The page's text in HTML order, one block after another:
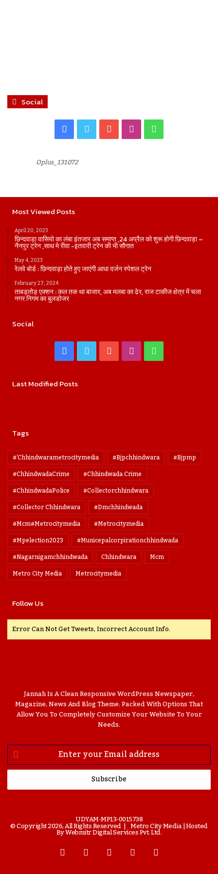
Social
Facebook
Twitter YouTubeInstagram
Oplus_131072
Most Viewed Posts
April 20, 2023
छिन्दवाड़ा वासियो का लंबा इंतजार अब समाप्त ,24 अप्रैल को शुरू होगी छिन्दवाड़ा –
नैनपुर ट्रेन ,साथ मे रीवा -इतवारी ट्रेन की भी सौगात
May 4, 2023
रेलवे बोर्ड : छिन्दवाड़ा होते हुए जाएंगी आधा दर्जन स्पेशल ट्रेन
February 27, 2024
ताबड़तोड़ एक्शन : कल तक था बाजार, अब मलबा का ढेर, राज टाकीज क्षेत्र में चला
नगर निगम का बुलडोजर
Social
Facebook
Twitter YouTubeInstagram
Last Modified Posts
Tags
#'chhindwarametrocitymedia #bjpchhindwara
#bjpmp
#ChhindwadaCrime
#Chhindwada Crime
#ChhindwadaPolice
#collectorchhindwara
#collector Chhindwara
#dmchhindwada
#mcm#metrocitymedia
#metrocitymedia
#mpelection2023
#municepalcorpirationchhindwada
#nagarnigamchhindwada
Chhindwara
Mcm
Metro City Media
Metrocitymedia
Follow Us
Error Can Not Get Tweets, Incorrect Account Info.
Jannah Is A Clean Responsive WordPress Newspaper,
Magazine, News And Blog Theme. Packed With Options That
Allow You To Completely Customize Your Website To Your
Needs.
Enter
Your
Email
UDYAM-MP13-0015738
© Copyright 2026, All Rights Reserved | Metro City Media| Hosted
ByWebmitr Digital Services Pvt. Ltd.
FacebookTwitterYouTubeInstagramWhatsApp